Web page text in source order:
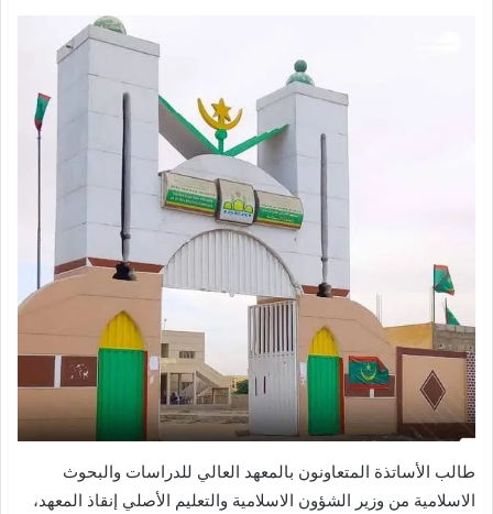
طالب الأساتذة المتعاونون بالمعهد العالي للدراسات والبحوث
الاسلامية من وزير الشؤون الاسلامية والتعليم الأصلي إنقاذ المعهد،